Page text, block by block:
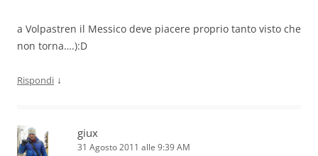
a Volpastren il Messico deve piacere proprio tanto visto che
non torna….):D
Rispondi ↓
giux
31 Agosto 2011 alle 9:39 AM